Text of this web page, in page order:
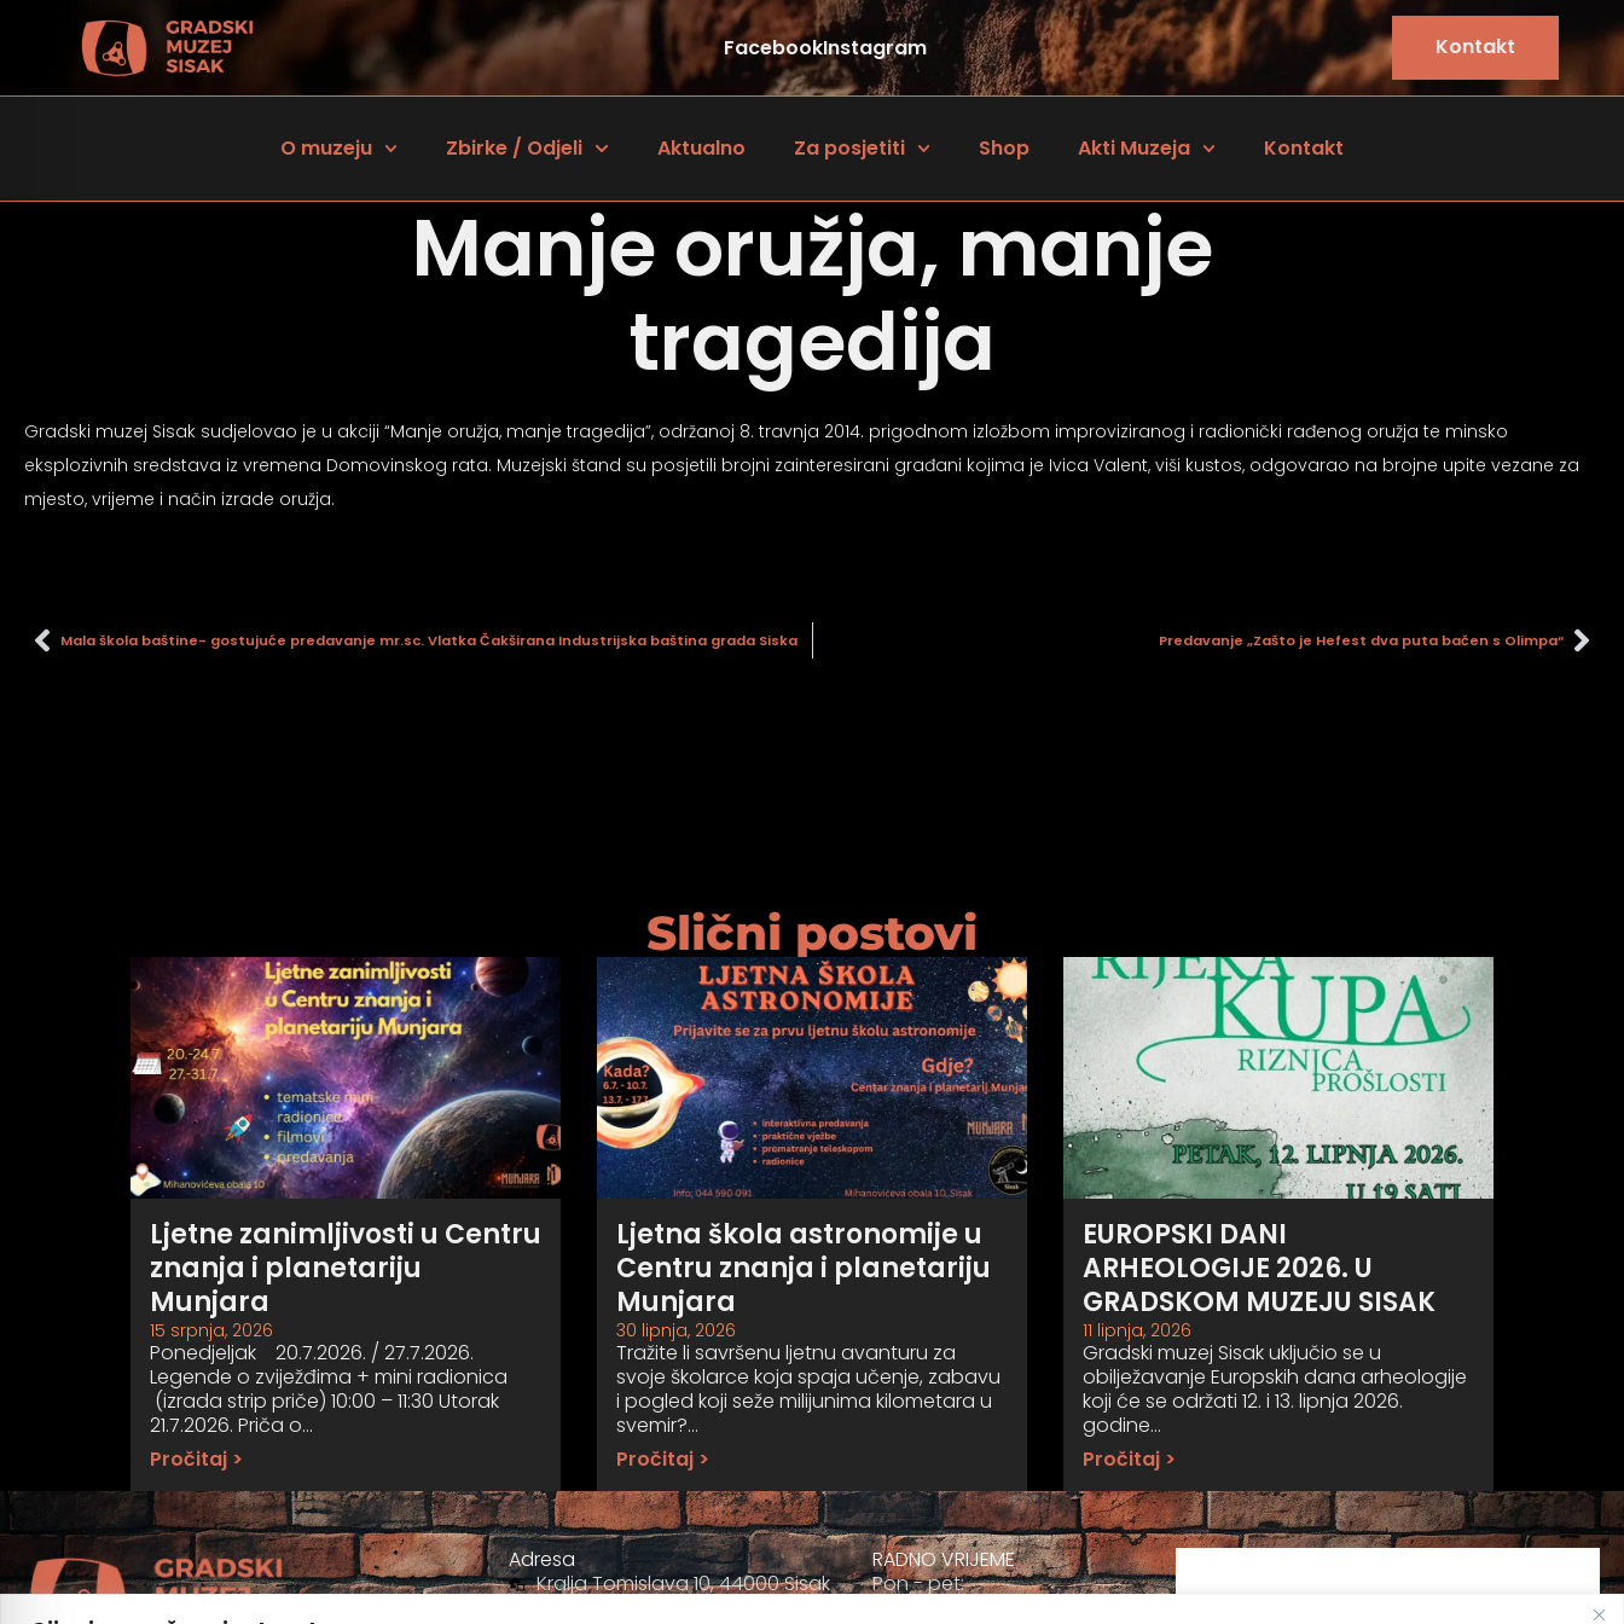
FacebookInstagram Kontakt
O muzeju Zbirke / Odjeli Aktualno Za posjetiti Shop Akti Muzeja Kontakt
Manje oružja, manje
tragedija
Gradski muzej Sisak sudjelovao je u akciji “Manje oružja, manje tragedija”, održanoj 8. travnja 2014. prigodnom izložbom improviziranog i radionički rađenog oružja te minsko
eksplozivnih sredstava iz vremena Domovinskog rata. Muzejski štand su posjetili brojni zainteresirani građani kojima je Ivica Valent, viši kustos, odgovarao na brojne upite vezane za
mjesto, vrijeme i način izrade oružja.
Mala škola baštine- gostujuće predavanje mr.sc. Vlatka Čakširana Industrijska baština grada Siska Predavanje „Zašto je Hefest dva puta bačen s Olimpa“
Slični postovi
Ljetne zanimljivosti u Centru
znanja i planetariju
Munjara
15 srpnja, 2026
Ponedjeljak 20.7.2026. / 27.7.2026.
Legende o zviježđima + mini radionica
(izrada strip priče) 10:00 – 11:30 Utorak
21.7.2026. Priča o…
Pročitaj >
Ljetna škola astronomije u
Centru znanja i planetariju
Munjara
30 lipnja, 2026
Tražite li savršenu ljetnu avanturu za
svoje školarce koja spaja učenje, zabavu
i pogled koji seže milijunima kilometara u
svemir?…
Pročitaj >
EUROPSKI DANI
ARHEOLOGIJE 2026. U
GRADSKOM MUZEJU SISAK
11 lipnja, 2026
Gradski muzej Sisak uključio se u
obilježavanje Europskih dana arheologije
koji će se održati 12. i 13. lipnja 2026.
godine…
Pročitaj >
Adresa
Kralja Tomislava 10, 44000 Sisak
RADNO VRIJEME
Pon - pet:
za osobe sa oštećenjem vida
prijateljski režim